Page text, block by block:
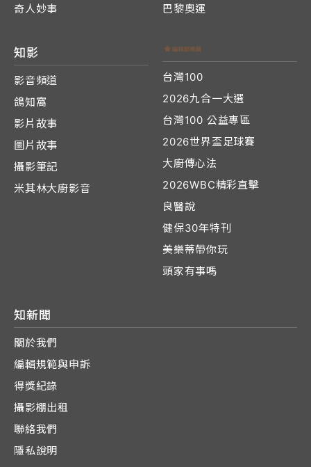
奇人妙事
巴黎奧運
知影
影音頻道
鴿知窩
影片故事
圖片故事
攝影筆記
米其林大廚影音
台灣100
2026九合一大選
台灣100 公益專區
2026世界盃足球賽
大廚傳心法
2026WBC精彩直擊
良醫說
健保30年特刊
美樂蒂帶你玩
頭家有事嗎
知新聞
關於我們
編輯規範與申訴
得獎紀錄
攝影棚出租
聯絡我們
隱私說明